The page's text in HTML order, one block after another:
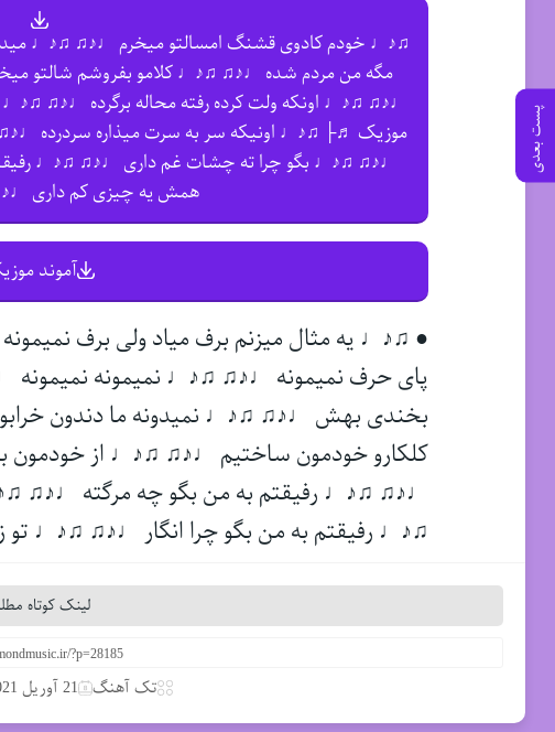
پست بعدی
♫♪♩ خودم کادوی قشنگ امسالتو میخرم ♩♪♫ ♫♪♩
مگه من مردم شده ♩♪♫ ♫♪♩ کلامو بفروشم شالتو
♩♪♫ ♫♪♩ اونکه ولت کرده رفته محاله برگرده ♩♪♫ ♫♪♩
موزیک ♬├ ♫♪♩ اونیکه سر به سرت میذاره سردرده
♩♪♫ ♫♪♩ بگو چرا ته چشات غم داری ♩♪♫ ♫♪♩
همش یه چیزی کم داری
آموند
● ♫♪♩ یه مثال میزنم برف میاد ولی برف
پای حرف نمیمونه ♩♪♫ ♫♪♩ نمیمونه
بخندی بهش ♩♪♫ ♫♪♩ نمیدونه ما دندون
کلکارو خودمون ساختیم ♩♪♫ ♫♪♩ از خودمون
♩♪♫ ♫♪♩ رفیقتم به من بگو چه مرگته ♩♪♫
♫♪♩ رفیقتم به من بگو چرا انگار ♩♪♫ ♫♪♩
لینک کوتاه
تک آهنگ 21 آوریل 2021